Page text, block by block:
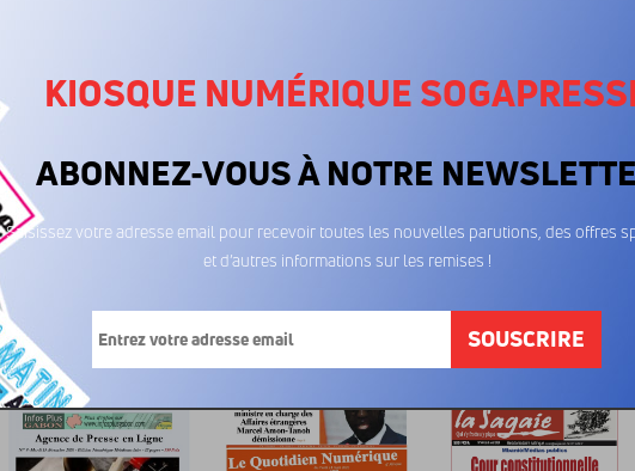
KIOSQUE NUMÉRIQUE
ABONNEZ-VOUS À NOTRE
Saisissez votre adresse email pour recevoir toutes les nouvelles parutions, des offres
et d’autres informations sur les remises !
SOUSCRIRE